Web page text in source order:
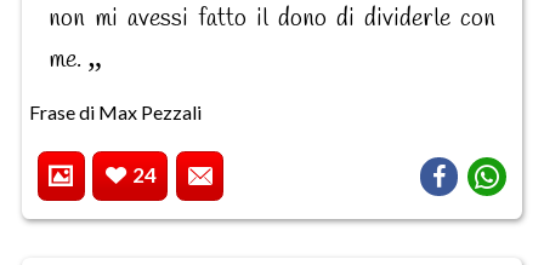
non mi avessi fatto il dono di dividerle con
me.
Frase di Max Pezzali
24